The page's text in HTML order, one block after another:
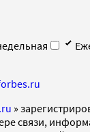
»
связи,